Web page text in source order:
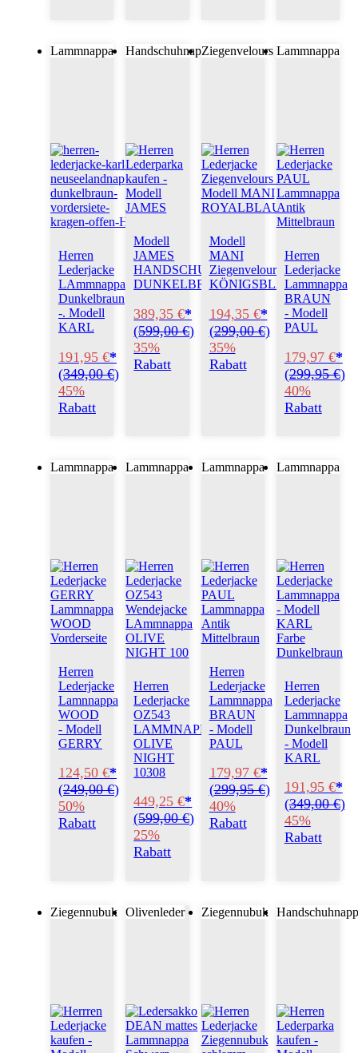
Lammnappa
Herren
Lederjacke
LAmmnappa
Dunkelbraun
-. Modell
KARL
191,95 €*
(349,00 €)
45%
Rabatt
Handschuhnappa
Modell
JAMES
HANDSCHUHNAPPA
DUNKELBRAUN
389,35 €*
(599,00 €)
35%
Rabatt
Ziegenvelours
Modell
MANI
Ziegenvelours
KÖNIGSBLAU
194,35 €*
(299,00 €)
35%
Rabatt
Lammnappa
Herren
Lederjacke
Lammnappa
BRAUN
- Modell
PAUL
179,97 €*
(299,95 €)
40%
Rabatt
Lammnappa
Herren
Lederjacke
Lamnnappa
WOOD
- Modell
GERRY
124,50 €*
(249,00 €)
50%
Rabatt
Lammnappa
Herren
Lederjacke
OZ543
LAMMNAPPA
OLIVE
NIGHT
10308
449,25 €*
(599,00 €)
25%
Rabatt
Lammnappa
Herren
Lederjacke
Lammnappa
BRAUN
- Modell
PAUL
179,97 €*
(299,95 €)
40%
Rabatt
Lammnappa
Herren
Lederjacke
Lammnappa
Dunkelbraun
- Modell
KARL
191,95 €*
(349,00 €)
45%
Rabatt
Ziegennubuk Olivenleder Ziegennubuk